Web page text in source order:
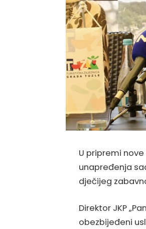
U pripremi
unapređenja
dječijeg
Direktor JKP
obezbijeđeni